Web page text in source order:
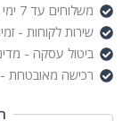
512GB
SSD/FD/4Y
משלוחים עד 7 ימי עסקים!
שירות לקוחות - זמינות
ביטול עסקה -
רכישה מאובטחת -